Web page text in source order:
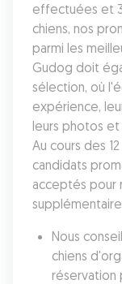
effectuées et
chiens, nos
parmi les
Gudog doit
sélection, où
expérience,
leurs photos et
Au cours des
candidats
acceptés pour
Nous
chiens
réservation